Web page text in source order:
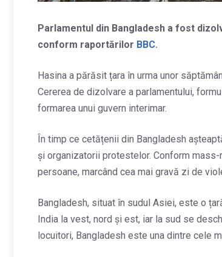
Parlamentul din Bangladesh a fost
conform raportărilor BBC.
Hasina a părăsit țara în urma unor
Cererea de dizolvare a parlamentului,
formarea unui guvern interimar.
În timp ce cetățenii din Bangladesh
și organizatorii protestelor. Conform
persoane, marcând cea mai gravă zi de
Bangladesh, situat în sudul Asiei, este o
India la vest, nord și est, iar la sud se
locuitori, Bangladesh este una dintre cele